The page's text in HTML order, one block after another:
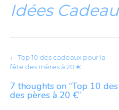
Idées
P
o
s
← Top 10 des cadeaux pour la
fête des mères à 20 €
7 thoughts on “Top 10
des pères à 20 €”